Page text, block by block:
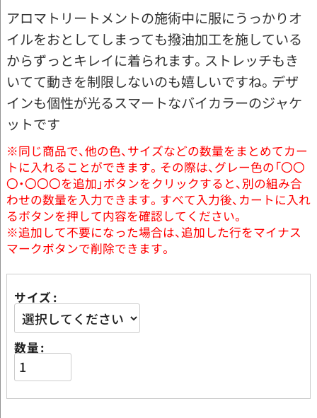
アロマトリートメントの施術中に服にうっかりオ
イルをおとしてしまっても撥油加工を施している
からずっとキレイに着られます。ストレッチもき
いてて動きを制限しないのも嬉しいですね。デザ
インも個性が光るスマートなバイカラーのジャケ
ットです
※同じ商品で、他の色、サイズなどの数量をまとめてカー
トに入れることができます。その際は、グレー色の「〇〇
〇・〇〇〇を追加」ボタンをクリックすると、別の組み合
わせの数量を入力できます。すべて入力後、カートに入れ
るボタンを押して内容を確認してください。
※追加して不要になった場合は、追加した行をマイナス
マークボタンで削除できます。
サイズ
数量